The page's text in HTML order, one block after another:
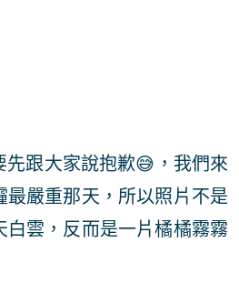
先跟大家說抱歉😅，我們來
最嚴重那天，所以照片不是
白雲，反而是一片橘橘霧霧